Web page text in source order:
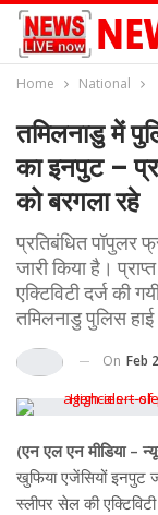
Home National
तमिलनाडु में
का इनपुट –
को बरगला रहे
प्रतिबंधित पॉपुलर
जारी किया है।
एक्टिविटी दर्ज की
तमिलनाडु पुलिस
On Feb
(एन एल एन मीडिया –
खुफिया एजेंसियों इनपुट
स्लीपर सेल की